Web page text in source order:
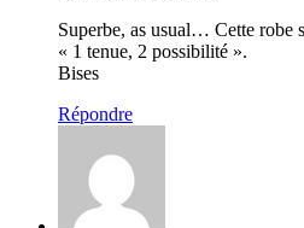
Superbe, as usual… Cette robe
« 1 tenue, 2 possibilité ».
Bises
Répondre